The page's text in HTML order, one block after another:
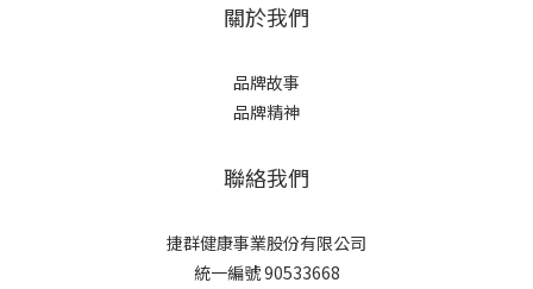
關於我們
品牌故事
品牌精神
聯絡我們
捷群健康事業股份有限公司
統一編號 90533668